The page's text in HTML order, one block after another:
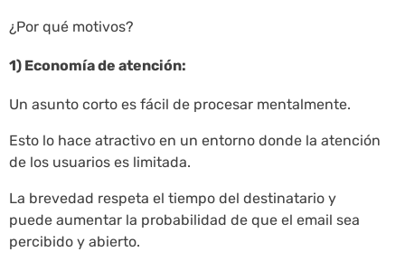
¿Por qué motivos?
1) Economía de atención:
Un asunto corto es fácil de procesar mentalmente.
Esto lo hace atractivo en un entorno donde la atención
de los usuarios es limitada.
La brevedad respeta el tiempo del destinatario y
puede aumentar la probabilidad de que el email sea
percibido y abierto.